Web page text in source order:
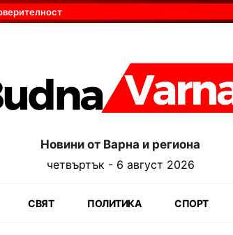
Новини от Варна и региона
четвъртък - 6 август 2026
СВЯТ ПОЛИТИКА СПОРТ